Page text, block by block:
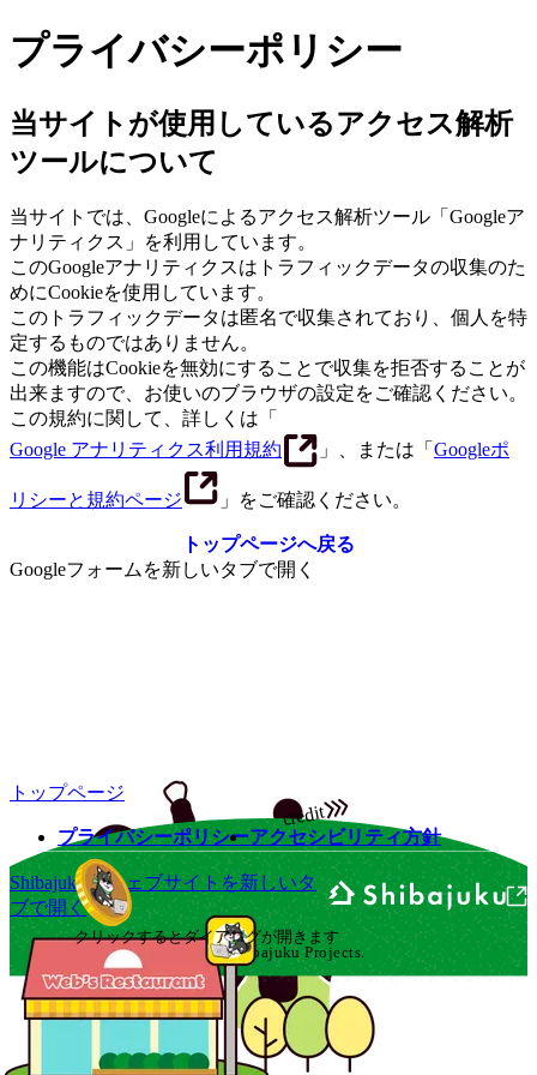
プライバシーポリシー
当サイトが使用しているアクセス解析
ツールについて
当サイトでは、Googleによるアクセス解析ツール「Googleア
ナリティクス」を利用しています。
このGoogleアナリティクスはトラフィックデータの収集のた
めにCookieを使用しています。
このトラフィックデータは匿名で収集されており、個人を特
定するものではありません。
この機能はCookieを無効にすることで収集を拒否することが
出来ますので、お使いのブラウザの設定をご確認ください。
この規約に関して、詳しくは「
Google アナリティクス利用規約
」、または「 Googleポ
リシーと規約ページ 」をご確認ください。
トップページへ戻る
Googleフォームを新しいタブで開く
credit
クリックするとダイアログが開きます
トップページ
プライバシーポリシーアクセシビリティ方針
Shibajukuのウェブサイトを新しいタ
ブで開く
2025Shibajuku Projects.